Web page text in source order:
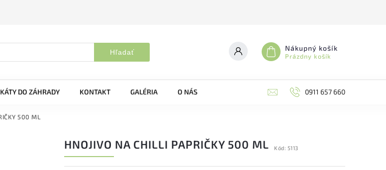
Hľadať Nákupný košík
Prázdny košík
DO ZÁHRADY KONTAKT GALÉRIA O NÁS 0911 657 660
500 ML
HNOJIVO NA CHILLI PAPRIČKY 500 ML Kód: 5113